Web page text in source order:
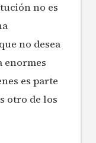
no es
no desea
enormes
es parte
otro de los